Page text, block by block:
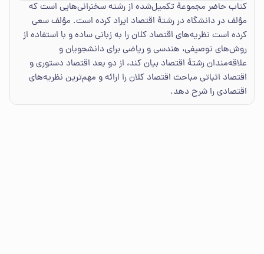
کتاب حاضر مجموعهٔ تکمیل‌شده از رشته سخنرانی‌هایی است که
مؤلف در دانشگاه در رشتهٔ اقتصاد ایراد کرده است. مؤلف سعی
کرده است نظریه‌های اقتصاد کلان را به زبانی ساده و با استفاده از
روش‌های توصیفی، هندسی و ریاضی برای دانشجویان و
علاقه‌مندان رشتهٔ اقتصاد بیان کند، از دو بعد اقتصاد دستوری و
اقتصاد اثباتی مباحث اقتصاد کلان را ارائه و مهم‌ترین نظریه‌های
اقتصادی را شرح دهد.